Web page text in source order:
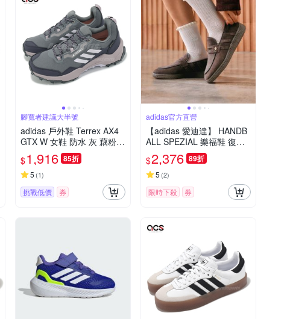
腳寬者建議大半號
adidas 戶外鞋 Terrex AX4
GTX W 女鞋 防水 灰 藕粉
登山 機能 抗撕裂 愛迪達 IG
6580
$1,916 85折
5 (1)
挑戰低價 券
adidas官方直營
【adidas 愛迪達】 HANDB
ALL SPEZIAL 樂福鞋 復古
女鞋 - Originals KJ2533
$2,376 89折
5 (2)
限時下殺 券